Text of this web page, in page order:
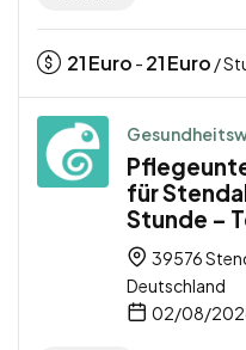
21Euro - 21Euro /
für
Stunde –
39576
Deutschland
02/08/